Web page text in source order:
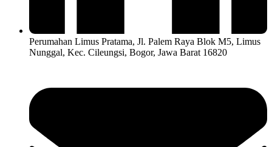
Perumahan Limus Pratama, Jl. Palem Raya Blok M5, Limus
Nunggal, Kec. Cileungsi, Bogor, Jawa Barat 16820